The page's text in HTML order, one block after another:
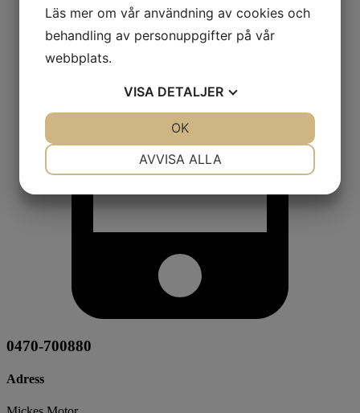
0470-700880
Adress
Läs mer om vår användning av cookies och
behandling av personuppgifter på vår
webbplats.
VISA DETALJER
AVVISA ALLA
OK